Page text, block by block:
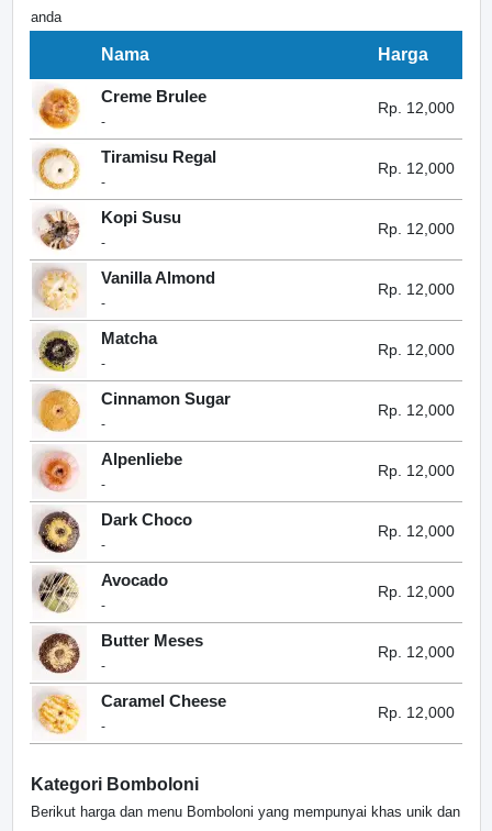
anda
Nama Harga
Creme Brulee
-
Rp. 12,000
Tiramisu Regal
-
Rp. 12,000
Kopi Susu
-
Rp. 12,000
Vanilla Almond
-
Rp. 12,000
Matcha
-
Rp. 12,000
Cinnamon Sugar
-
Rp. 12,000
Alpenliebe
-
Rp. 12,000
Dark Choco
-
Rp. 12,000
Avocado
-
Rp. 12,000
Butter Meses
-
Rp. 12,000
Caramel Cheese
-
Rp. 12,000
Kategori Bomboloni
Berikut harga dan menu Bomboloni yang mempunyai khas unik dan